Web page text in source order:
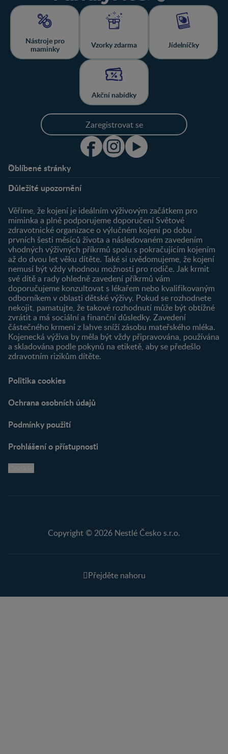
Nástroje pro
maminky
Vzorky zdarma Jídelníčky
Akční nabídky
Zaregistrovat se
Oblíbené stránky
O nás
Můj účet
Registrace
Newsletter
Přihlášení
Produkty
Najít produkt
Důležité upozornění
Věříme, že kojení je ideálním výživovým začátkem pro
miminka a plně podporujeme doporučení Světové
zdravotnické organizace o výlučném kojení po dobu
prvních šesti měsíců života a následovaném zavedením
vhodných výživných příkrmů spolu s pokračujícím kojením
až do dvou let věku dítěte. Také si uvědomujeme, že kojení
nemusí být vždy vhodnou možností pro rodiče. Jak krmit
své dítě a rady ohledně zavedení příkrmů vám
doporučujeme konzultovat s lékařem nebo kvalifikovaným
odborníkem v oblasti dětské výživy. Pokud se rozhodnete
nekojit, pamatujte, že takové rozhodnutí může být obtížné
zvrátit a má sociální a finanční důsledky. Zavedení
částečného krmení z lahve sníží zásobu mateřského mléka.
Kojenecká výživa by měla být vždy připravována, používána
a skladována podle pokynů na etiketě, aby se předešlo
zdravotním rizikům dítěte.
Politika cookies
Ochrana osobních údajů
Podmínky použití
Prohlášení o přístupnosti
Copyright © 2026 Nestlé Česko s.r.o.
Přejděte nahoru